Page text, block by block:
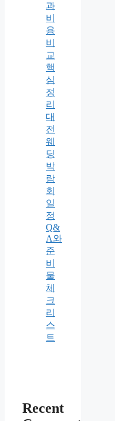
과
비
용
비
교
핵
심
정
리
대
전
웨
딩
박
람
회
일
정
Q&
A와
준
비
물
체
크
리
스
트
Recent